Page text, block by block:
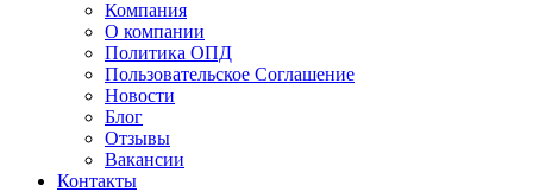
Компания
О компании
Политика ОПД
Пользовательское Соглашение
Новости
Блог
Отзывы
Вакансии
Контакты